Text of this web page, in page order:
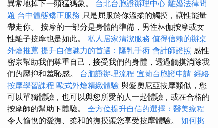
異常地掉下一頭猛獁象。 台北台胞證辦理中心 離婚法律問
題 台中體態矯正服務 只是屈服於你溫柔的觸摸，讓性能量
帶走你。 按摩的一部分是身體的準備，男性林伽按摩或女
性離子按摩也是如此。 私人居家清潔服務 值得信賴的辦桌
外燴推薦 提升自信魅力的首選：隆乳手術 會計師證照 感性
密宗幫助我們尊重自己，接受我們的身體，透過觸摸消除我
們的壓抑和羞恥感。 台胞證辦理流程 宜蘭台胞證申請 經絡
按摩學習課程 歐式外燴精緻體驗 與愛奧尼亞按摩類似，您
可以單獨體驗，也可以與您所愛的人一起體驗，或在合格的
按摩師的幫助下體驗。 全方位提升自信的選擇：醫美療程
令人愉悅的愛撫、柔和的撫摸讓您享受按摩體驗。 如何挑